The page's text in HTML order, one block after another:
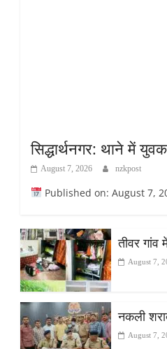
सिद्धार्थनगर: थाने में
August 7, 2026 nzkpost
Published on: August 7,
तीवर
August 7,
नकली
August 7,